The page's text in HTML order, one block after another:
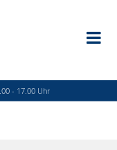
- 17.00 Uhr